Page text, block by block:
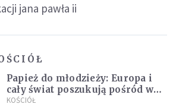
jana pawła ii
Papież do młodzieży: Europa i
cały świat poszukują pośród was
nowych świętych
KOŚCIÓŁ